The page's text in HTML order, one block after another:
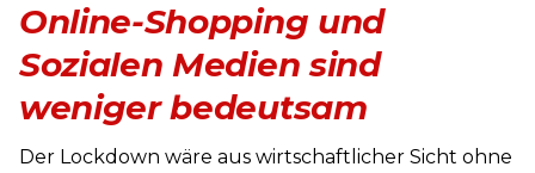
Online-Shopping und
Sozialen Medien sind
weniger bedeutsam
Der Lockdown wäre aus wirtschaftlicher Sicht ohne